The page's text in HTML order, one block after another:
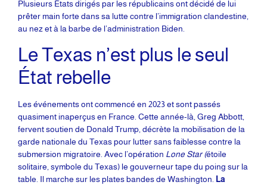
Plusieurs États dirigés par les républicains ont décidé de lui
prêter main forte dans sa lutte contre l’immigration clandestine,
au nez et à la barbe de l’administration Biden.
Le Texas n’est plus le seul
État rebelle
Les événements ont commencé en 2023 et sont passés
quasiment inaperçus en France. Cette année-là, Greg Abbott,
fervent soutien de Donald Trump, décrète la mobilisation de la
garde nationale du Texas pour lutter sans faiblesse contre la
submersion migratoire. Avec l’opération Lone Star (étoile
solitaire, symbole du Texas) le gouverneur tape du poing sur la
table. Il marche sur les plates bandes de Washington.
La